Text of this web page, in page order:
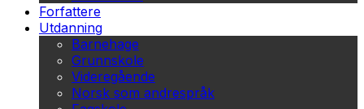
Forfattere
Utdanning
Barnehage
Grunnskole
Videregående
Norsk som andrespråk